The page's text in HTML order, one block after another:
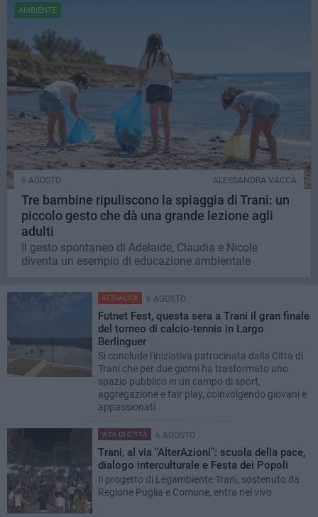
AMBIENTE
6 AGOSTO ALESSANDRA VACCA
Tre bambine ripuliscono la spiaggia di Trani: un
piccolo gesto che dà una grande lezione agli
adulti
Il gesto spontaneo di Adelaide, Claudia e Nicole
diventa un esempio di educazione ambientale
ATTUALITÀ 6 AGOSTO
Futnet Fest, questa sera a Trani il gran finale
del torneo di calcio-tennis in Largo
Berlinguer
Si conclude l'iniziativa patrocinata dalla Città di
Trani che per due giorni ha trasformato uno
spazio pubblico in un campo di sport,
aggregazione e fair play, coinvolgendo giovani e
appassionati
VITA DI CITTÀ 6 AGOSTO
Trani, al via "AlterAzioni": scuola della pace,
dialogo interculturale e Festa dei Popoli
Il progetto di Legambiente Trani, sostenuto da
Regione Puglia e Comune, entra nel vivo